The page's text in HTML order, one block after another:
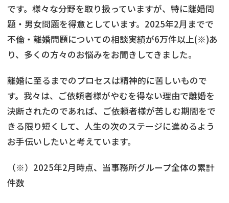
です。様々な分野を取り扱っていますが、特に離婚問
題・男女問題を得意としています。2025年2月までで
不倫・離婚問題についての相談実績が6万件以上(※)あ
り、多くの方々のお悩みをお聞きしてきました。
離婚に至るまでのプロセスは精神的に苦しいもので
す。我々は、ご依頼者様がやむを得ない理由で離婚を
決断されたのであれば、ご依頼者様が苦しむ期間をで
きる限り短くして、人生の次のステージに進めるよう
お手伝いしたいと考えています。
（※）2025年2月時点、当事務所グループ全体の累計
件数